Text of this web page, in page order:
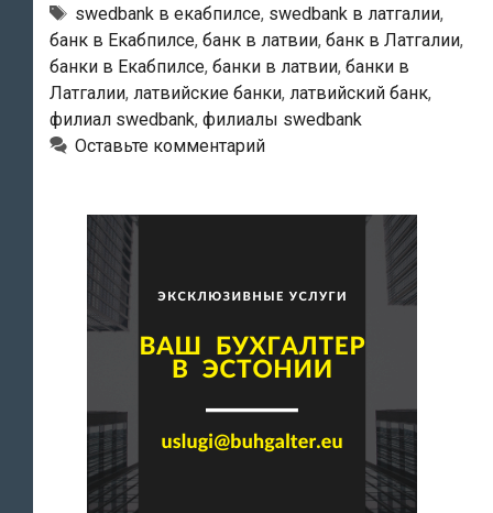
филиал
Тэги
swedbank в екабпилсе, swedbank в латгалии,
банк в Екабпилсе, банк в латвии, банк в Латгалии,
банки в Екабпилсе, банки в латвии, банки в
Латгалии, латвийские банки, латвийский банк,
филиал swedbank, филиалы swedbank
Оставьте комментарий